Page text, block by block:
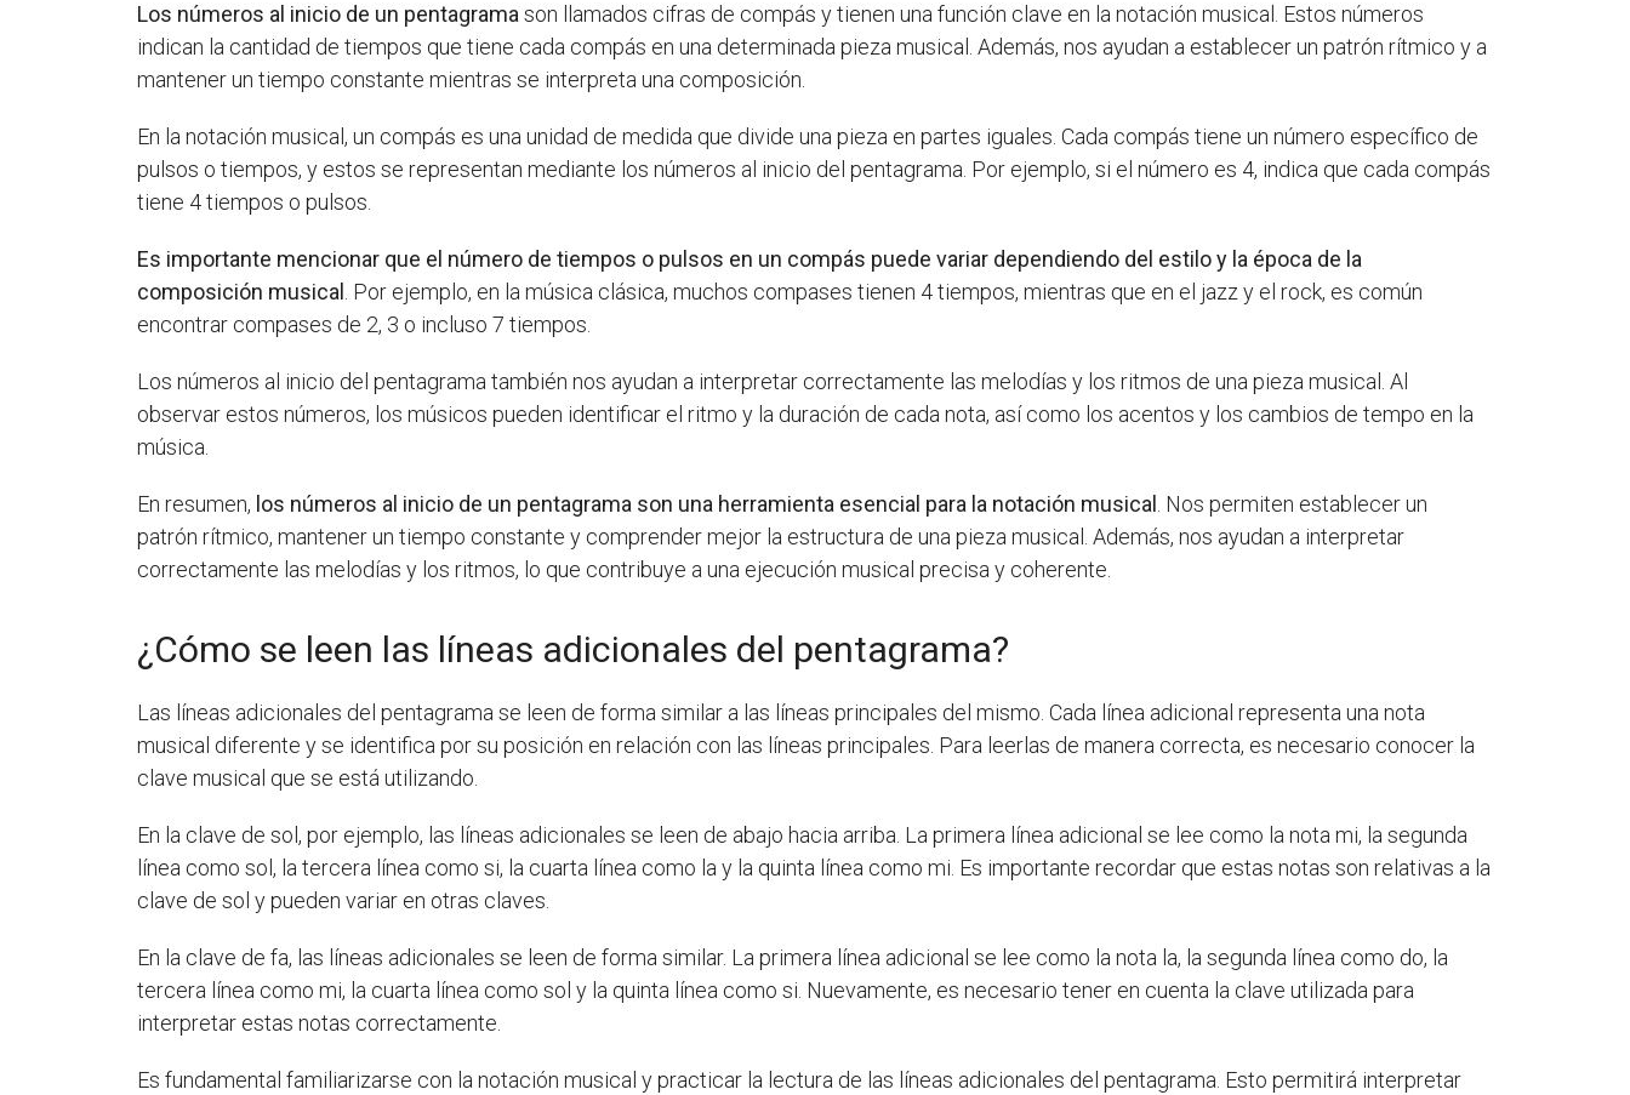
Los números al inicio de un pentagramason llamados cifras de compás y tienen una función clave en la notación musical. Estos números
indican la cantidad de tiempos que tiene cada compás en una determinada pieza musical. Además, nos ayudan a establecer un patrón rítmico y a
mantener un tiempo constante mientras se interpreta una composición.
En la notación musical, un compás es una unidad de medida que divide una pieza en partes iguales. Cada compás tiene un número específico de
pulsos o tiempos, y estos se representan mediante los números al inicio del pentagrama. Por ejemplo, si el número es 4, indica que cada compás
tiene 4 tiempos o pulsos.
Es importante mencionar que el número de tiempos o pulsos en un compás puede variar dependiendo del estilo y la época de la
composición musical . Por ejemplo, en la música clásica, muchos compases tienen 4 tiempos, mientras que en el jazz y el rock, es común
encontrar compases de 2, 3 o incluso 7 tiempos.
Los números al inicio del pentagrama también nos ayudan a interpretar correctamente las melodías y los ritmos de una pieza musical. Al
observar estos números, los músicos pueden identificar el ritmo y la duración de cada nota, así como los acentos y los cambios de tempo en la
música.
En resumen, los números al inicio de un pentagrama son una herramienta esencial para la notación musical . Nos permiten establecer un
patrón rítmico, mantener un tiempo constante y comprender mejor la estructura de una pieza musical. Además, nos ayudan a interpretar
correctamente las melodías y los ritmos, lo que contribuye a una ejecución musical precisa y coherente.
¿Cómo se leen las líneas adicionales del pentagrama?
Las líneas adicionales del pentagrama se leen de forma similar a las líneas principales del mismo. Cada línea adicional representa una nota
musical diferente y se identifica por su posición en relación con las líneas principales. Para leerlas de manera correcta, es necesario conocer la
clave musical que se está utilizando.
En la clave de sol, por ejemplo, las líneas adicionales se leen de abajo hacia arriba. La primera línea adicional se lee como la nota mi, la segunda
línea como sol, la tercera línea como si, la cuarta línea como la y la quinta línea como mi. Es importante recordar que estas notas son relativas a la
clave de sol y pueden variar en otras claves.
En la clave de fa, las líneas adicionales se leen de forma similar. La primera línea adicional se lee como la nota la, la segunda línea como do, la
tercera línea como mi, la cuarta línea como sol y la quinta línea como si. Nuevamente, es necesario tener en cuenta la clave utilizada para
interpretar estas notas correctamente.
Es fundamental familiarizarse con la notación musical y practicar la lectura de las líneas adicionales del pentagrama. Esto permitirá interpretar